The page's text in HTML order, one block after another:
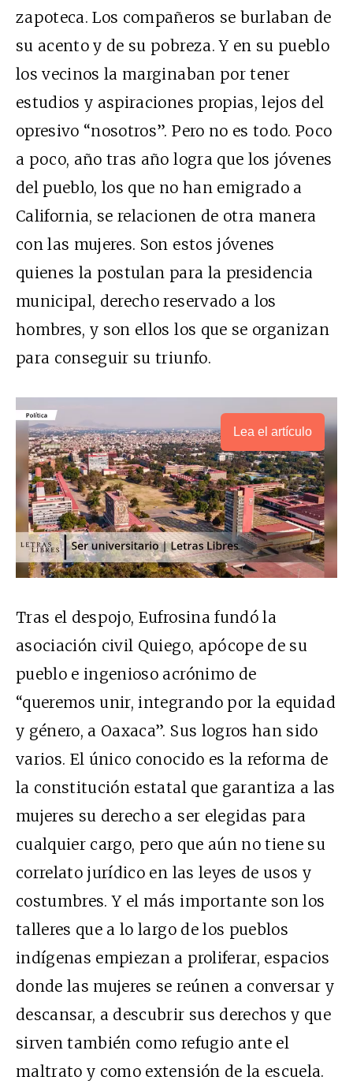
zapoteca. Los compañeros se burlaban de
su acento y de su pobreza. Y en su pueblo
los vecinos la marginaban por tener
estudios y aspiraciones propias, lejos del
opresivo “nosotros”. Pero no es todo. Poco
a poco, año tras año logra que los jóvenes
del pueblo, los que no han emigrado a
California, se relacionen de otra manera
con las mujeres. Son estos jóvenes
quienes la postulan para la presidencia
municipal, derecho reservado a los
hombres, y son ellos los que se organizan
para conseguir su triunfo.
Lea el artículo
Tras el despojo, Eufrosina fundó la
asociación civil Quiego, apócope de su
pueblo e ingenioso acrónimo de
“queremos unir, integrando por la equidad
y género, a Oaxaca”. Sus logros han sido
varios. El único conocido es la reforma de
la constitución estatal que garantiza a las
mujeres su derecho a ser elegidas para
cualquier cargo, pero que aún no tiene su
correlato jurídico en las leyes de usos y
costumbres. Y el más importante son los
talleres que a lo largo de los pueblos
indígenas empiezan a proliferar, espacios
donde las mujeres se reúnen a conversar y
descansar, a descubrir sus derechos y que
sirven también como refugio ante el
maltrato y como extensión de la escuela.